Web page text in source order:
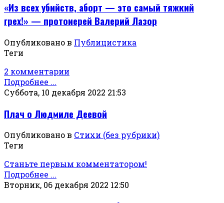
«Из всех убийств, аборт — это самый тяжкий
грех!» — протоиерей Валерий Лазор
Опубликовано в Публицистика
Теги
2 комментарии
Подробнее ...
Суббота, 10 декабря 2022 21:53
Плач о Людмиле Деевой
Опубликовано в Стихи (без рубрики)
Теги
Станьте первым комментатором!
Подробнее ...
Вторник, 06 декабря 2022 12:50